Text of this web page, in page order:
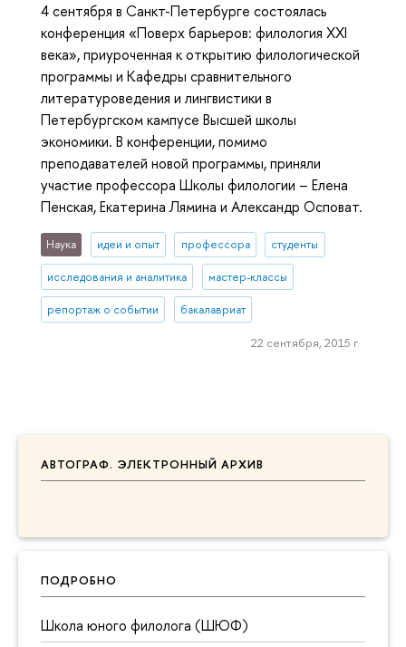
АВТОГРАФ. ЭЛЕКТРОННЫЙ АРХИВ
ПОДРОБНО
Школа юного филолога (ШЮФ)
4 сентября в Санкт-Петербурге состоялась
конференция «Поверх барьеров: филология XXI
века», приуроченная к открытию филологической
программы и Кафедры сравнительного
литературоведения и лингвистики в
Петербургском кампусе Высшей школы
экономики. В конференции, помимо
преподавателей новой программы, приняли
участие профессора Школы филологии – Елена
Пенская, Екатерина Лямина и Александр Осповат.
Наука идеи и опыт профессора студенты
исследования и аналитика мастер-классы
репортаж о событии бакалавриат
22 сентября, 2015 г.